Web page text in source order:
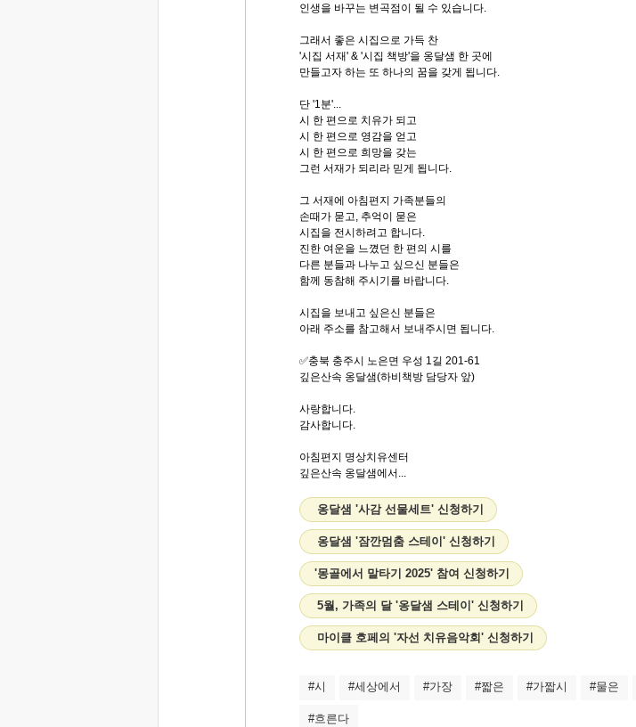
인생을 바꾸는 변곡점이 될 수 있습니다.
그래서 좋은 시집으로 가득 찬
'시집 서재' & '시집 책방'을 옹달샘 한 곳에
만들고자 하는 또 하나의 꿈을 갖게 됩니다.
단 '1분'...
시 한 편으로 치유가 되고
시 한 편으로 영감을 얻고
시 한 편으로 희망을 갖는
그런 서재가 되리라 믿게 됩니다.
그 서재에 아침편지 가족분들의
손때가 묻고, 추억이 묻은
시집을 전시하려고 합니다.
진한 여운을 느꼈던 한 편의 시를
다른 분들과 나누고 싶으신 분들은
함께 동참해 주시기를 바랍니다.
시집을 보내고 싶은신 분들은
아래 주소를 참고해서 보내주시면 됩니다.
✅충북 충주시 노은면 우성 1길 201-61
깊은산속 옹달샘(하비책방 담당자 앞)
사랑합니다.
감사합니다.
아침편지 명상치유센터
깊은산속 옹달샘에서...
옹달샘 '사감 선물세트' 신청하기
옹달샘 '잠깐멈춤 스테이' 신청하기
'몽골에서 말타기 2025' 참여 신청하기
5월, 가족의 달 '옹달샘 스테이' 신청하기
마이클 호페의 '자선 치유음악회' 신청하기
#시 #세상에서 #가장 #짧은 #가짧시 #물은
#흐른다